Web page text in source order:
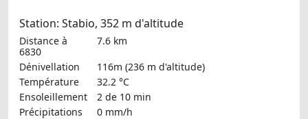
Station: Stabio, 352 m d'altitude
Distance à
6830
7.6 km
Dénivellation
116m (236 m d'altitude)
Température
32.2 °C
Ensoleillement
2 de 10 min
Précipitations
0 mm/h